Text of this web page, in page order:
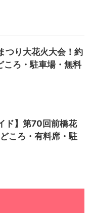
つり大花火大会！約
ろ・駐車場・無料
ド】第70回前橋花
ころ・有料席・駐